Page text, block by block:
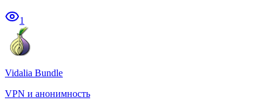
1
Vidalia Bundle
VPN и анонимность